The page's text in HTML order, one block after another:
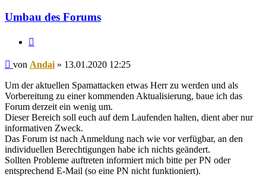
Umbau des Forums
Beitrag
von Andai » 13.01.2020 12:25
Um der aktuellen Spamattacken etwas Herr zu werden und als
Vorbereitung zu einer kommenden Aktualisierung, baue ich das
Forum derzeit ein wenig um.
Dieser Bereich soll euch auf dem Laufenden halten, dient aber nur
informativen Zweck.
Das Forum ist nach Anmeldung nach wie vor verfügbar, an den
individuellen Berechtigungen habe ich nichts geändert.
Sollten Probleme auftreten informiert mich bitte per PN oder
entsprechend E-Mail (so eine PN nicht funktioniert).